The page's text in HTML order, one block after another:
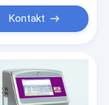
Kontakt